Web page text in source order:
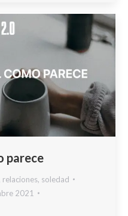
parece
relaciones, soledad
2021